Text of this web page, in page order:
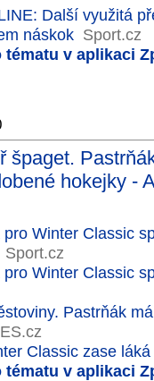
Další využitá
náskok Sport.cz
tématu v aplikaci
špaget.
hokejky -
Winter Classic
Sport.cz
Winter Classic
Pastrňák
Classic zase
tématu v aplikaci